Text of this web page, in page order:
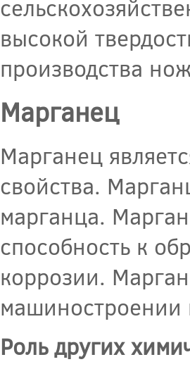
высокой
производства
Марганец
Марганец
свойства.
марганца.
способность к
коррозии.
машиностроении
Роль других